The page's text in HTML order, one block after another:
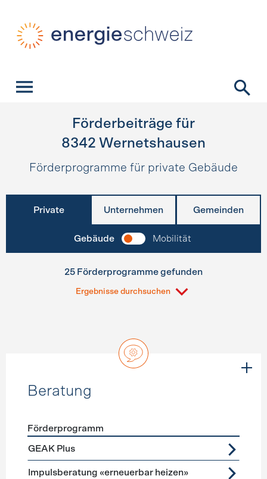
Förderbeiträge für
8342 Wernetshausen
Förderprogramme für private Gebäude
Private Unternehmen Gemeinden
Gebäude Mobilität
25 Förderprogramme gefunden
Ergebnisse durchsuchen
Beratung
Förderprogramme
Förderprogramm
GEAK Plus
Impulsberatung «erneuerbar heizen»